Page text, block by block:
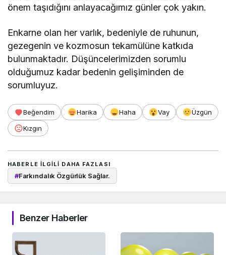
önem taşıdığını anlayacağımız günler çok yakın.
Enkarne olan her varlık, bedeniyle de ruhunun,
gezegenin ve kozmosun tekamülüne katkıda
bulunmaktadır. Düşüncelerimizden sorumlu
olduğumuz kadar bedenin gelişiminden de
sorumluyuz.
Beğendim Harika Haha Vay
Üzgün
Kızgın
HABERLE ILGILI DAHA FAZLASI
#Farkındalık Özgürlük Sağlar.
Benzer Haberler